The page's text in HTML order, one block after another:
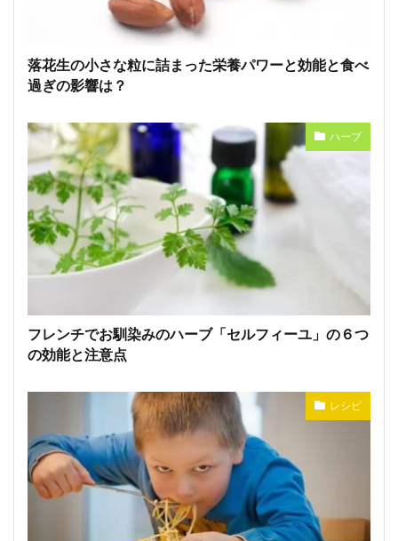
落花生の小さな粒に詰まった栄養パワーと効能と食べ
過ぎの影響は？
ハーブ
フレンチでお馴染みのハーブ「セルフィーユ」の６つ
の効能と注意点
レシピ